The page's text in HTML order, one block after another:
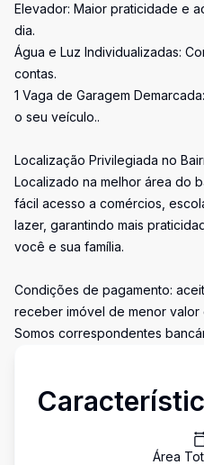
Elevador: Maior praticidade e
dia.
Água e Luz Individualizadas:
contas.
1 Vaga de Garagem
o seu veículo..
Localização Privilegiada no
Localizado na melhor área do
fácil acesso a comércios,
lazer, garantindo mais
você e sua família.
Condições de pagamento:
receber imóvel de menor
Somos correspondentes
Área